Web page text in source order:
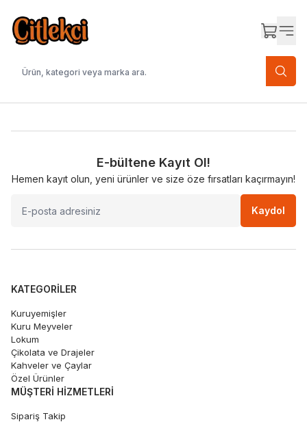
E-bültene Kayıt Ol!
Hemen kayıt olun, yeni ürünler ve size öze fırsatları kaçırmayın!
Kaydol
KATEGORILER
Kuruyemişler
Kuru Meyveler
Lokum
Çikolata ve Drajeler
Kahveler ve Çaylar
Özel Ürünler
MÜŞTERI HIZMETLERI
Sipariş Takip